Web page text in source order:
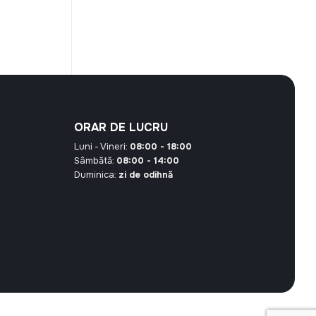
ORAR DE LUCRU
Luni - Vineri: 08:00 - 18:00
Sâmbătă: 08:00 - 14:00
Duminica: zi de odihnă